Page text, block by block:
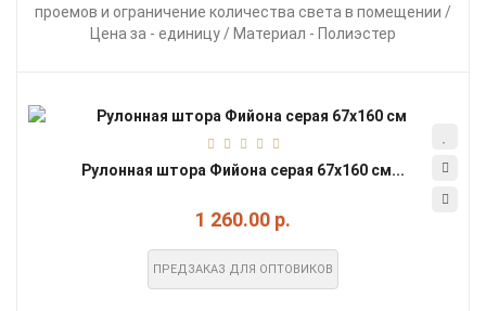
проемов и ограничение количества света в помещении /
Цена за - единицу / Материал - Полиэстер
Рулонная штора Фийона серая 67х160 см...
1 260.00 р.
ПРЕДЗАКАЗ ДЛЯ ОПТОВИКОВ